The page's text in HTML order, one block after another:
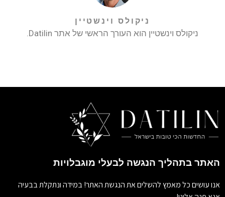
ניקולס וינשטיין
ניקולס וינשטיין הוא העורך הראשי של אתר Datilin.
האתר בתהליך הנגשה לבעלי מוגבלויות
אנו עושים כל מאמץ להשלים את הנגשת האתר! במידה ונתקלת בבעיה